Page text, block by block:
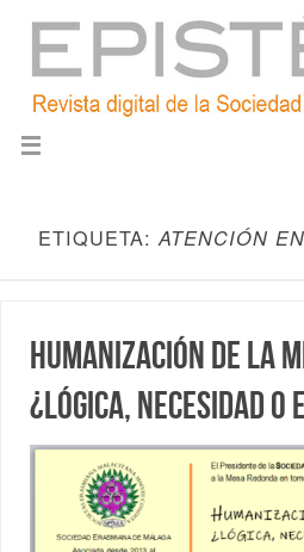
ETIQUETA:ATENCIÓN
Humanización de la
¿lógica, necesidad o